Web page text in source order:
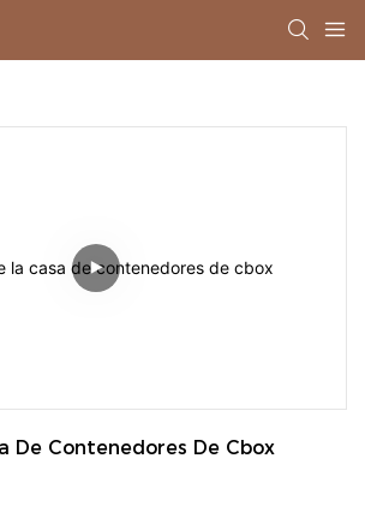
De Contenedores De Cbox